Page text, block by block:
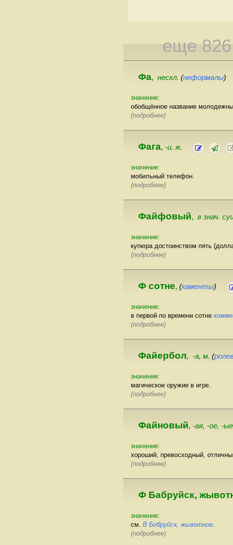
еще 826
Фа, нескл. (неформалы)
значение:
обобщённое название
(подробнее)
Фага, -и, ж.
значение:
мобильный телефон.
(подробнее)
Файфовый, в знач.
значение:
купюра достоинством пять
(подробнее)
Ф сотне, (каменты)
значение:
в первой по времени сотне
(подробнее)
Файербол, -а, м. (
значение:
магическое оружие в игре.
(подробнее)
Файновый, -ая, -ое, -ые
значение:
хороший, превосходный,
(подробнее)
Ф Бабруйск,
значение:
см. В Бобруйск, жывотное.
(подробнее)